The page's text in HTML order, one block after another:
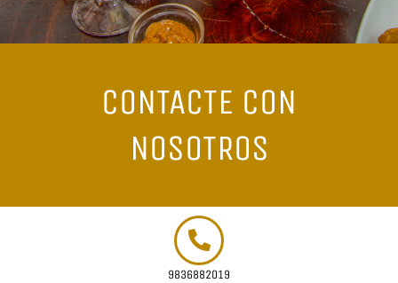
CONTACTE CON
NOSOTROS
9836882019